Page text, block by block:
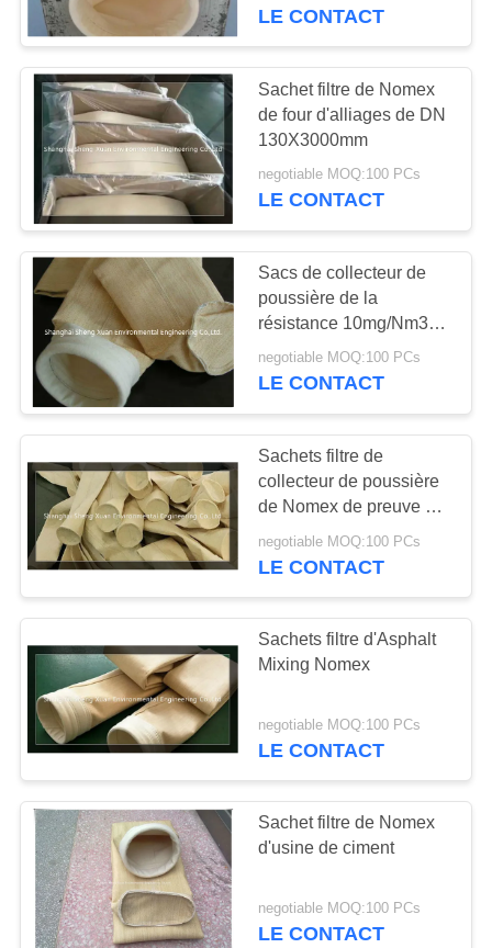
PRIVACY
POLICYSachet filtre de
Nomex
logement de filtre à
manches
37
sacs filtrants micron
25
Cartouche filtrante
plissée
LE CONTACT
Sachet filtre de Nomex
de four d'alliages de DN
130X3000mm
negotiable MOQ:100 PCs
LE CONTACT
Sacs de collecteur de
poussière de la
résistance 10mg/Nm3
Nomex de la
température
negotiable MOQ:100 PCs
LE CONTACT
Sachets filtre de
collecteur de poussière
de Nomex de preuve de
feu de four à ciment
negotiable MOQ:100 PCs
LE CONTACT
Sachets filtre d'Asphalt
Mixing Nomex
negotiable MOQ:100 PCs
LE CONTACT
Sachet filtre de Nomex
d'usine de ciment
negotiable MOQ:100 PCs
LE CONTACT